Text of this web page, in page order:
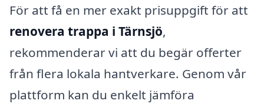
För att få en mer exakt prisuppgift för att
renovera trappa i Tärnsjö,
rekommenderar vi att du begär offerter
från flera lokala hantverkare. Genom vår
plattform kan du enkelt jämföra